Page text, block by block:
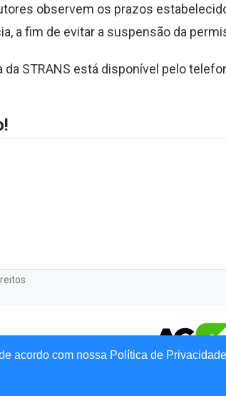
acordo com nossa Política de
observem os prazos
a fim de evitar a suspensão da
da STRANS está disponível pelo